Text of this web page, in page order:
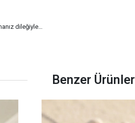
dileğiyle…
Benzer Ürünler